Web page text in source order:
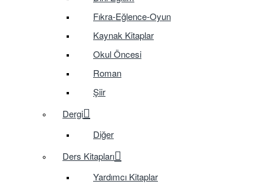
Fıkra-Eğlence-Oyun
Kaynak Kitaplar
Okul Öncesi
Roman
Şiir
Dergi
Diğer
Ders Kitapları
Yardımcı Kitaplar